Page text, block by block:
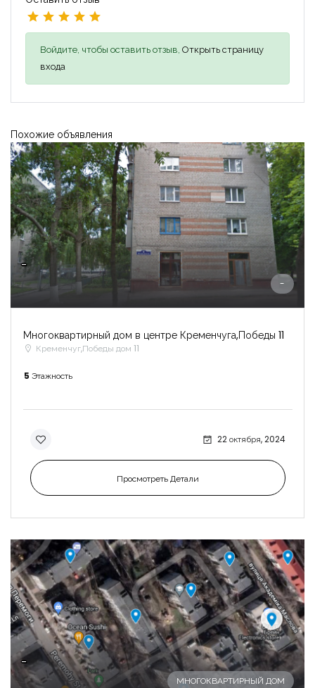
Войдите, чтобы оставить отзыв, Открыть страницу
входа
Похожие объявления
-
-
Многоквартирный дом в центре Кременчуга,Победы 11
Кременчуг,Победы дом 11
5 Этажность
22 октября, 2024
Просмотреть Детали
-
МНОГОКВАРТИРНЫЙ ДОМ